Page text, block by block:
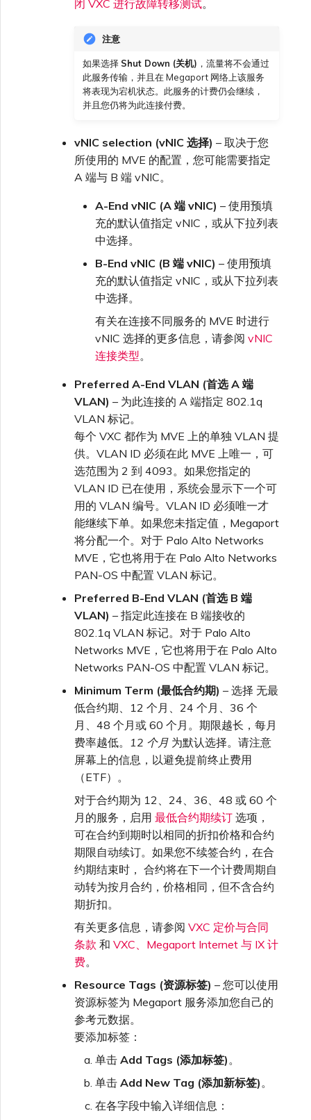
闭 VXC 进行故障转移测试。
注意
如果选择 Shut Down (关机) ，流量将不会通过
此服务传输，并且在 Megaport 网络上该服务
将表现为宕机状态。此服务的计费仍会继续，
并且您仍将为此连接付费。
vNIC selection (vNIC 选择) – 取决于您
所使用的 MVE 的配置，您可能需要指定
A 端与 B 端 vNIC。
A-End vNIC (A 端 vNIC) – 使用预填
充的默认值指定 vNIC，或从下拉列表
中选择。
B-End vNIC (B 端 vNIC) – 使用预填
充的默认值指定 vNIC，或从下拉列表
中选择。
有关在连接不同服务的 MVE 时进行
vNIC 选择的更多信息，请参阅 vNIC
连接类型。
Preferred A-End VLAN (首选 A 端
VLAN) – 为此连接的 A 端指定 802.1q
VLAN 标记。
每个 VXC 都作为 MVE 上的单独 VLAN 提
供。VLAN ID 必须在此 MVE 上唯一，可
选范围为 2 到 4093。如果您指定的
VLAN ID 已在使用，系统会显示下一个可
用的 VLAN 编号。VLAN ID 必须唯一才
能继续下单。如果您未指定值，Megaport
将分配一个。对于 Palo Alto Networks
MVE，它也将用于在 Palo Alto Networks
PAN-OS 中配置 VLAN 标记。
Preferred B-End VLAN (首选 B 端
VLAN) – 指定此连接在 B 端接收的
802.1q VLAN 标记。对于 Palo Alto
Networks MVE，它也将用于在 Palo Alto
Networks PAN-OS 中配置 VLAN 标记。
Minimum Term (最低合约期) – 选择 无最
低合约期、12 个月、24 个月、36 个
月、48 个月或 60 个月。期限越长，每月
费率越低。 12 个月 为默认选择。请注意
屏幕上的信息，以避免提前终止费用
（ETF）。
对于合约期为 12、24、36、48 或 60 个
月的服务，启用 最低合约期续订 选项，
可在合约到期时以相同的折扣价格和合约
期限自动续订。如果您不续签合约，在合
约期结束时， 合约将在下一个计费周期自
动转为按月合约，价格相同，但不含合约
期折扣。
有关更多信息，请参阅 VXC 定价与合同
条款 和 VXC、Megaport Internet 与 IX 计
费。
Resource Tags (资源标签) – 您可以使用
资源标签为 Megaport 服务添加您自己的
参考元数据。
要添加标签：
单击 Add Tags (添加标签) 。
单击 Add New Tag (添加新标签) 。
在各字段中输入详细信息：